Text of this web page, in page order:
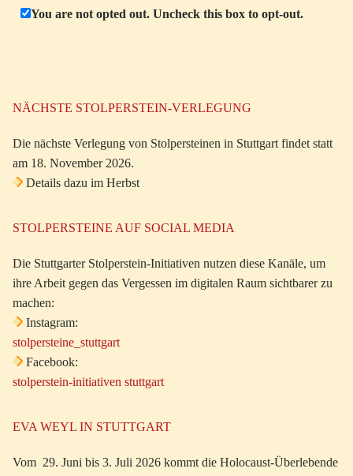
You are not opted out. Uncheck this box to opt-out.
NÄCHSTE STOLPERSTEIN-VERLEGUNG
Die nächste Verlegung von Stolpersteinen in Stuttgart findet statt
am 18. November 2026.
Details dazu im Herbst
STOLPERSTEINE AUF SOCIAL MEDIA
Die Stuttgarter Stolperstein-Initiativen nutzen diese Kanäle, um
ihre Arbeit gegen das Vergessen im digitalen Raum sichtbarer zu
machen:
Instagram:
stolpersteine_stuttgart
Facebook:
stolperstein-initiativen stuttgart
EVA WEYL IN STUTTGART
Vom 29. Juni bis 3. Juli 2026 kommt die Holocaust-Überlebende